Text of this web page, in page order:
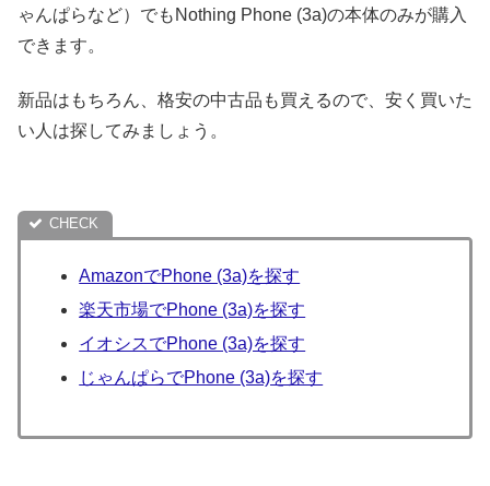
ゃんぱらなど）でもNothing Phone (3a)の本体のみが購入
できます。
新品はもちろん、格安の中古品も買えるので、安く買いた
い人は探してみましょう。
AmazonでPhone (3a)を探す
楽天市場でPhone (3a)を探す
イオシスでPhone (3a)を探す
じゃんぱらでPhone (3a)を探す